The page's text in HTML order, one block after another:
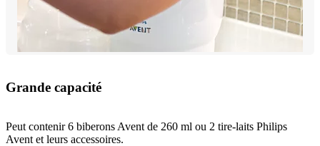
Grande capacité
Peut contenir 6 biberons Avent de 260 ml ou 2 tire-laits Philips
Avent et leurs accessoires.